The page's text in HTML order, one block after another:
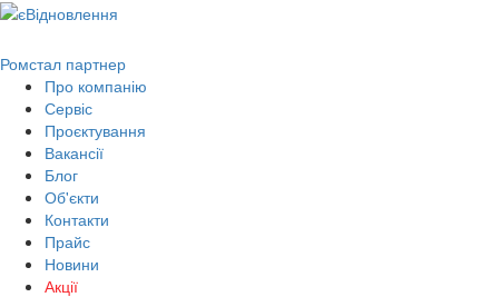
Ромстал партнер
Про компанію
Сервіс
Проєктування
Вакансії
Блог
Об'єкти
Контакти
Прайс
Новини
Акції